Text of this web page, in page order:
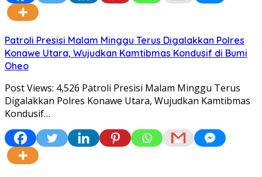
Patroli Presisi Malam Minggu Terus Digalakkan Polres
Konawe Utara, Wujudkan Kamtibmas Kondusif di Bumi
Oheo
Post Views: 4,526 Patroli Presisi Malam Minggu Terus
Digalakkan Polres Konawe Utara, Wujudkan Kamtibmas
Kondusif…